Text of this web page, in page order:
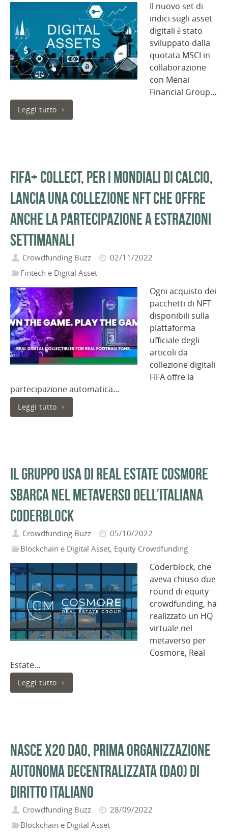
Il nuovo set di
indici sugli asset
digitali è stato
sviluppato dalla
quotata MSCI in
collaborazione
con Menai
Financial Group…
Leggi tutto
FIFA+ Collect, per i mondiali di calcio,
lancia una collezione NFT che offre
anche la partecipazione a estrazioni
settimanali
Crowdfunding Buzz
02/11/2022
Fintech e Digital Asset
Ogni acquisto dei
pacchetti di NFT
disponibili sulla
piattaforma
ufficiale degli
articoli da
collezione digitali
FIFA offre la
partecipazione automatica…
Leggi tutto
Il gruppo USA di real estate Cosmore
sbarca nel metaverso dell’italiana
Coderblock
Crowdfunding Buzz
05/10/2022
Blockchain e Digital Asset, Equity Crowdfunding
Coderblock, che
aveva chiuso due
round di equity
crowdfunding, ha
realizzato un HQ
virtuale nel
metaverso per
Cosmore, Real
Estate…
Leggi tutto
Nasce X20 DAO, prima organizzazione
autonoma decentralizzata (DAO) di
diritto italiano
Crowdfunding Buzz
28/09/2022
Blockchain e Digital Asset